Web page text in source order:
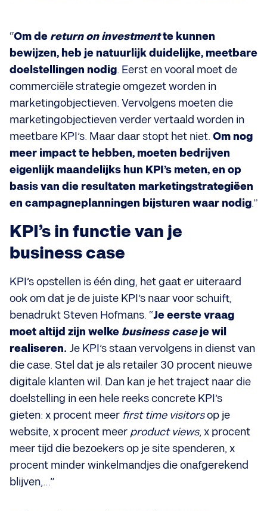
“Om de return on investmentte kunnen
bewijzen, heb je natuurlijk duidelijke, meetbare
doelstellingen nodig. Eerst en vooral moet de
commerciële strategie omgezet worden in
marketingobjectieven. Vervolgens moeten die
marketingobjectieven verder vertaald worden in
meetbare KPI’s. Maar daar stopt het niet. Om nog
meer impact te hebben, moeten bedrijven
eigenlijk maandelijks hun KPI’s meten, en op
basis van die resultaten marketingstrategiëen
en campagneplanningen bijsturen waar nodig.”
KPI’s in functie van je
business case
KPI’s opstellen is één ding, het gaat er uiteraard
ook om dat je de juiste KPI’s naar voor schuift,
benadrukt Steven Hofmans. “Je eerste vraag
moet altijd zijn welke business caseje wil
realiseren. Je KPI’s staan vervolgens in dienst van
die case. Stel dat je als retailer 30 procent nieuwe
digitale klanten wil. Dan kan je het traject naar die
doelstelling in een hele reeks concrete KPI’s
gieten: x procent meer first time visitorsop je
website, x procent meer product views, x procent
meer tijd die bezoekers op je site spenderen, x
procent minder winkelmandjes die onafgerekend
blijven,…”